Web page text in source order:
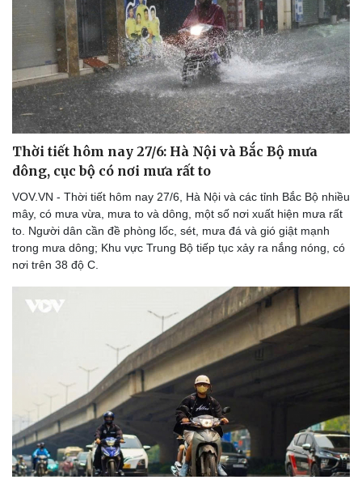
Thời tiết hôm nay 27/6: Hà Nội và Bắc Bộ mưa
dông, cục bộ có nơi mưa rất to
VOV.VN - Thời tiết hôm nay 27/6, Hà Nội và các tỉnh Bắc Bộ nhiều
mây, có mưa vừa, mưa to và dông, một số nơi xuất hiện mưa rất
to. Người dân cần đề phòng lốc, sét, mưa đá và gió giật mạnh
trong mưa dông; Khu vực Trung Bộ tiếp tục xảy ra nắng nóng, có
nơi trên 38 độ C.